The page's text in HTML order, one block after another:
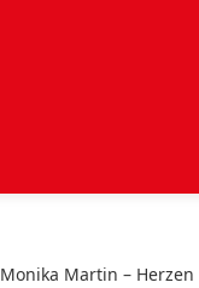
Monika Martin –